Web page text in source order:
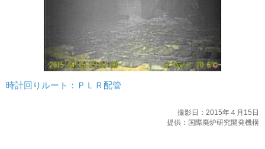
時計回りルート：ＰＬＲ配管
撮影日：2015年４月15日
提供：国際廃炉研究開発機構